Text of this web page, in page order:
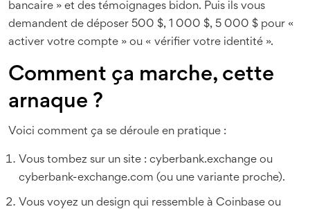
bancaire » et des témoignages bidon. Puis ils vous
demandent de déposer 500 $, 1 000 $, 5 000 $ pour «
activer votre compte » ou « vérifier votre identité ».
Comment ça marche, cette
arnaque ?
Voici comment ça se déroule en pratique :
Vous tombez sur un site : cyberbank.exchange ou
cyberbank-exchange.com (ou une variante proche).
Vous voyez un design qui ressemble à Coinbase ou